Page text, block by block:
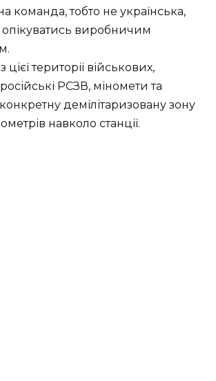
команда, тобто не українська,
виробничим
цієї території військових,
РСЗВ, міномети та
демілітаризовану зону
навколо станції.